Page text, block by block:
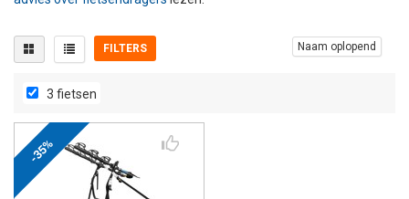
OVERIGE AUTOMERKEN
INFORMATIE OVER WIELDOPPEN
BESTELWAGEN
INFORMATIE OVER SNEEUWKETTINGEN
INFORMATIE OVER WETGEVING
ZOMER DEALS
FILTERS Naam oplopend
Bevestiging
Op trekhaak(0)
Op achterklep
Op dak
(0)
3 fietsen
-35%